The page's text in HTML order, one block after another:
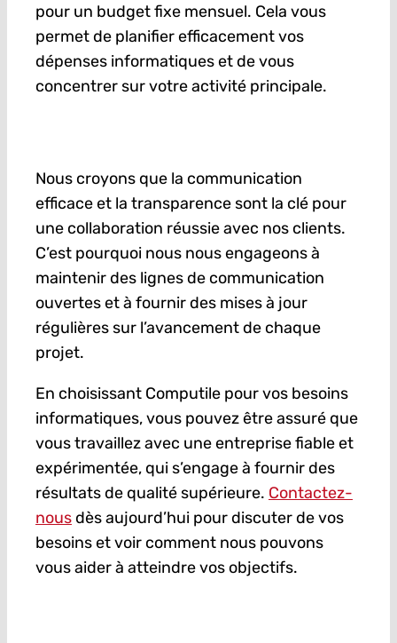
pour un budget fixe mensuel. Cela vous
permet de planifier efficacement vos
dépenses informatiques et de vous
concentrer sur votre activité principale.
Nous croyons que la communication
efficace et la transparence sont la clé pour
une collaboration réussie avec nos clients.
C’est pourquoi nous nous engageons à
maintenir des lignes de communication
ouvertes et à fournir des mises à jour
régulières sur l’avancement de chaque
projet.
En choisissant Computile pour vos besoins
informatiques, vous pouvez être assuré que
vous travaillez avec une entreprise fiable et
expérimentée, qui s’engage à fournir des
résultats de qualité supérieure. Contactez-
nousdès aujourd’hui pour discuter de vos
besoins et voir comment nous pouvons
vous aider à atteindre vos objectifs.